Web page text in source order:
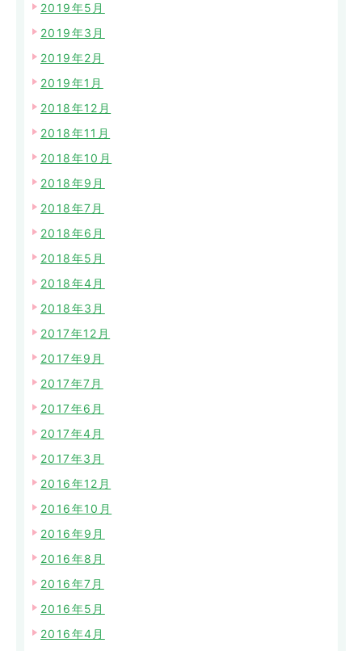
2019年5月
2019年3月
2019年2月
2019年1月
2018年12月
2018年11月
2018年10月
2018年9月
2018年7月
2018年6月
2018年5月
2018年4月
2018年3月
2017年12月
2017年9月
2017年7月
2017年6月
2017年4月
2017年3月
2016年12月
2016年10月
2016年9月
2016年8月
2016年7月
2016年5月
2016年4月